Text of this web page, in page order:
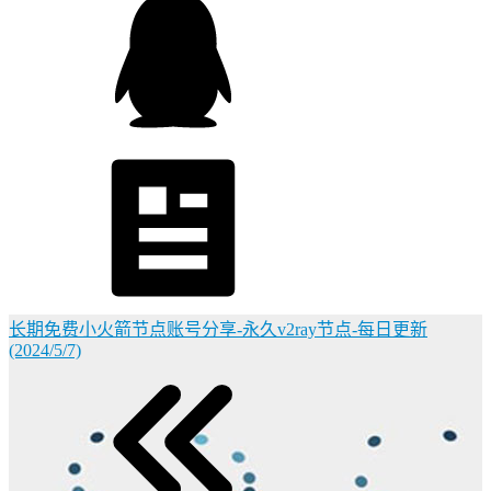
长期免费小火箭节点账号分享-永久v2ray节点-每日更新
(2024/5/7)